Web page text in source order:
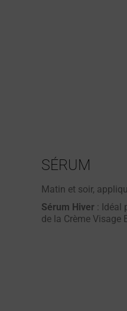
SÉRUM
Matin et soir,
Sérum Hiver : Idéal
de la Crème Visage